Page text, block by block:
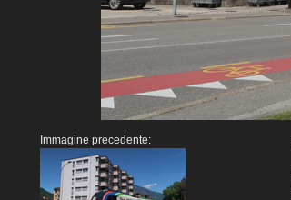
Immagine precedente: